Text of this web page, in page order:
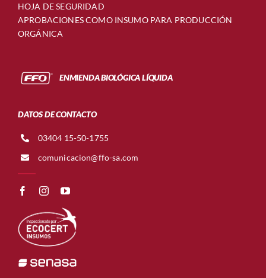
HOJA DE SEGURIDAD
APROBACIONES COMO INSUMO PARA PRODUCCIÓN
ORGÁNICA
ENMIENDA BIOLÓGICA LÍQUIDA
DATOS DE CONTACTO
03404 15-50-1755
comunicacion@ffo-sa.com